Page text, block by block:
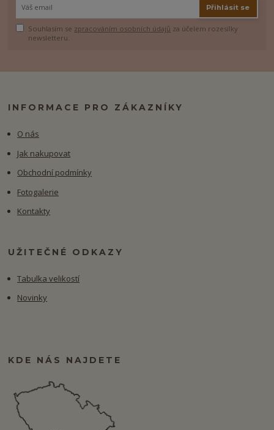
Přihlásit se
Souhlasím se zpracováním osobních údajů za účelem rozesílky
newsletteru.
INFORMACE PRO ZÁKAZNÍKY
O nás
Jak nakupovat
Obchodní podmínky
Fotogalerie
Kontakty
UŽITEČNÉ ODKAZY
Tabulka velikostí
Novinky
KDE NÁS NAJDETE